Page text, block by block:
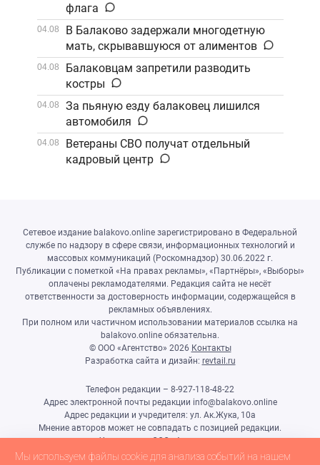
флага
04.08
В Балаково задержали многодетную
мать, скрывавшуюся от алиментов
04.08
Балаковцам запретили разводить
костры
04.08
За пьяную езду балаковец лишился
автомобиля
04.08
Ветераны СВО получат отдельный
кадровый центр
Сетевое издание balakovo.online зарегистрировано в Федеральной
службе по надзору в сфере связи, информационных технологий и
массовых коммуникаций (Роскомнадзор) 30.06.2022 г.
Публикации с пометкой «На правах рекламы», «Партнёры», «Выборы»
оплачены рекламодателями. Редакция сайта не несёт
ответственности за достоверность информации, содержащейся в
рекламных объявлениях.
При полном или частичном использовании материалов ссылка на
balakovo.online обязательна.
© ООО «Агентство» 2026 Контакты
Разработка сайта и дизайн: revtail.ru
Телефон редакции – 8-927-118-48-22
Адрес электронной почты редакции info@balakovo.online
Адрес редакции и учредителя: ул. Ак.Жука, 10а
Мнение авторов может не совпадать с позицией редакции.
Учредитель: ООО «Агентство»
Гл.редактор Ивлиева Н.Н.
Мы используем файлы cookie для анализа событий на нашем